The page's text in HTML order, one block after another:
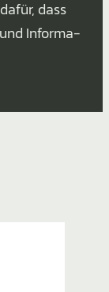
dass
Infor­ma­